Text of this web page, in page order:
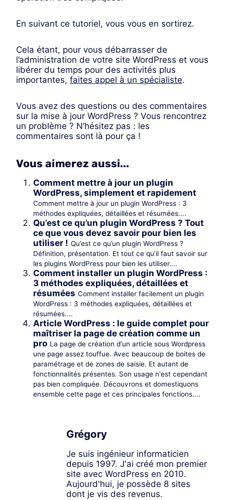
En suivant ce tutoriel, vous vous en sortirez.
Cela étant, pour vous débarrasser de
l’administration de votre site WordPress et vous
libérer du temps pour des activités plus
importantes, faites appel à un spécialiste.
Vous avez des questions ou des commentaires
sur la mise à jour WordPress ? Vous rencontrez
un problème ? N’hésitez pas : les
commentaires sont là pour ça !
Vous aimerez aussi...
Comment mettre à jour un plugin
WordPress, simplement et rapidement
Comment mettre à jour un plugin WordPress : 3
méthodes expliquées, détaillées et résumées....
Qu’est ce qu’un plugin WordPress ? Tout
ce que vous devez savoir pour bien les
utiliser ! Qu’est ce qu’un plugin WordPress ?
Définition, présentation. Et tout ce qu’il faut savoir sur
les plugins WordPress pour bien les utiliser....
Comment installer un plugin WordPress :
3 méthodes expliquées, détaillées et
résumées Comment installer facilement un plugin
WordPress : 3 méthodes expliquées, détaillées et
résumées....
Article WordPress : le guide complet pour
maîtriser la page de création comme un
pro La page de création d'un article sous Wordpress
une page assez touffue. Avec beaucoup de boites de
paramétrage et de zones de saisie. Et autant de
fonctionnalités présentes. Son usage n'est cependant
pas bien compliquée. Découvrons et domestiquons
ensemble cette page et ces principales fonctions....
Grégory
Je suis ingénieur informaticien
depuis 1997. J'ai créé mon premier
site avec WordPress en 2010.
Aujourd'hui, je possède 8 sites
dont je vis des revenus.